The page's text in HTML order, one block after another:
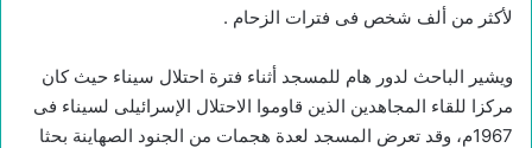
لأكثر من ألف شخص فى فترات الزحام .
ويشير الباحث لدور هام للمسجد أثناء فترة احتلال سيناء حيث كان
مركزا للقاء المجاهدين الذين قاوموا الاحتلال الإسرائيلى لسيناء فى
1967م، وقد تعرض المسجد لعدة هجمات من الجنود الصهاينة بحثا